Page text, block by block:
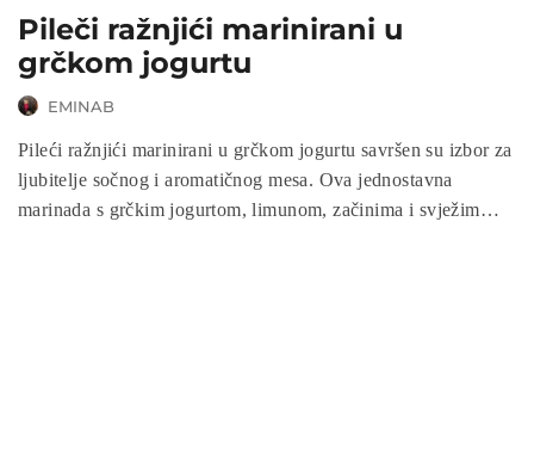
Pileči ražnjići marinirani u
grčkom jogurtu
EMINAB
Pileći ražnjići marinirani u grčkom jogurtu savršen su izbor za
ljubitelje sočnog i aromatičnog mesa. Ova jednostavna
marinada s grčkim jogurtom, limunom, začinima i svježim